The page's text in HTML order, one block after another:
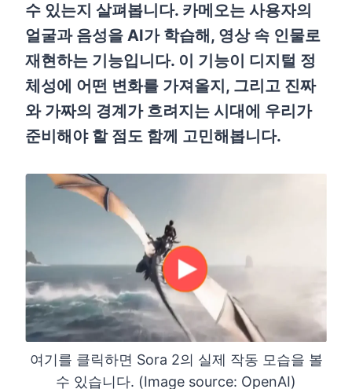
수 있는지 살펴봅니다. 카메오는 사용자의
얼굴과 음성을 AI가 학습해, 영상 속 인물로
재현하는 기능입니다. 이 기능이 디지털 정
체성에 어떤 변화를 가져올지, 그리고 진짜
와 가짜의 경계가 흐려지는 시대에 우리가
준비해야 할 점도 함께 고민해봅니다.
여기를 클릭하면 Sora 2의 실제 작동 모습을 볼
수 있습니다. (Image source: OpenAI)